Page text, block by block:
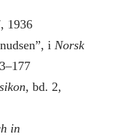
1936
i Norsk
bd. 2,
in